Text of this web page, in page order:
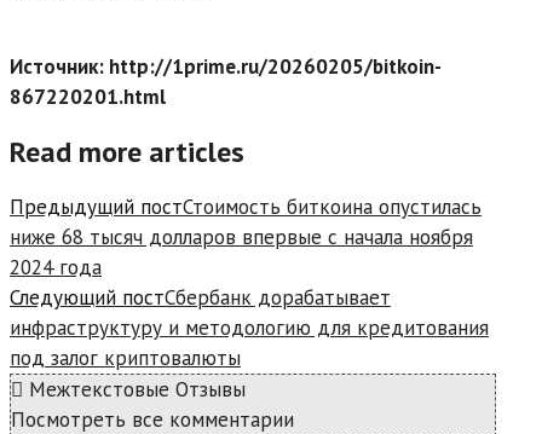
Источник: http://1prime.ru/20260205/bitkoin-
867220201.html
Read more articles
Предыдущий постСтоимость биткоина опустилась
ниже 68 тысяч долларов впервые с начала ноября
2024 года
Следующий постСбербанк дорабатывает
инфраструктуру и методологию для кредитования
под залог криптовалюты
Межтекстовые Отзывы
Посмотреть все комментарии